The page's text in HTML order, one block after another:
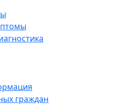
граждан